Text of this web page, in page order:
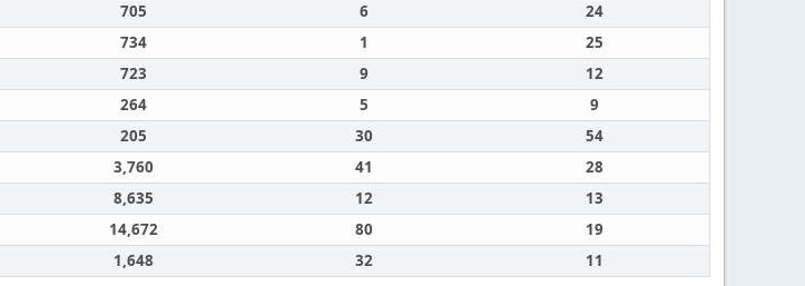
705 6
24
734 1
25
723 9
12
264 5
9
205 30
54
3,760 41
28
8,635 12
13
14,672 80
19
1,648 32 11